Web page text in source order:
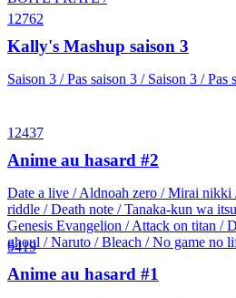
12762
Kally's Mashup saison 3
Saison 3 / Pas saison 3 / Saison 3 / Pas
12437
Anime au hasard #2
Date a live / Aldnoah zero / Mirai
riddle / Death note / Tanaka-kun wa
Genesis Evangelion / Attack on titan /
ghoul / Naruto / Bleach / No game no
9419
Anime au hasard #1